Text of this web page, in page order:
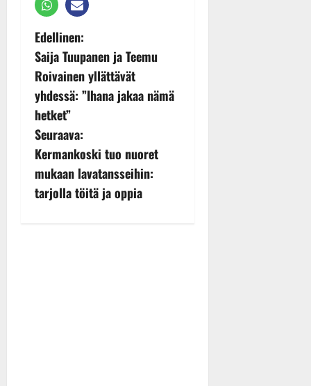
P
o
s
t
n
a
Edellinen:
Saija Tuupanen ja Teemu
Roivainen yllättävät
yhdessä: ”Ihana jakaa nämä
hetket”
Seuraava:
Kermankoski tuo nuoret
mukaan lavatansseihin:
tarjolla töitä ja oppia